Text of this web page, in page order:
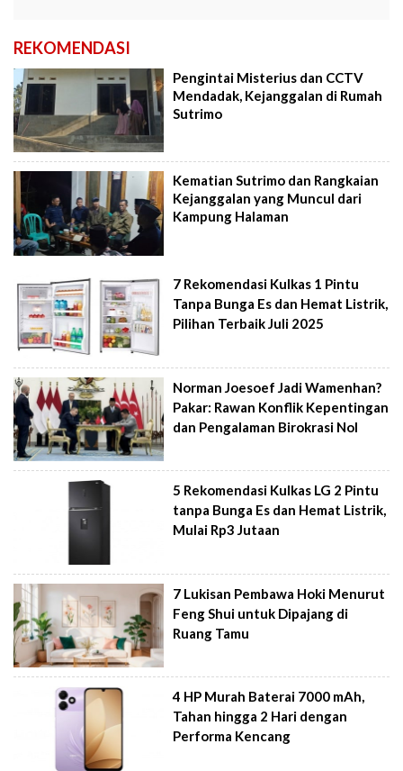
REKOMENDASI
Pengintai Misterius dan CCTV
Mendadak, Kejanggalan di Rumah
Sutrimo
Kematian Sutrimo dan Rangkaian
Kejanggalan yang Muncul dari
Kampung Halaman
7 Rekomendasi Kulkas 1 Pintu
Tanpa Bunga Es dan Hemat Listrik,
Pilihan Terbaik Juli 2025
Norman Joesoef Jadi Wamenhan?
Pakar: Rawan Konflik Kepentingan
dan Pengalaman Birokrasi Nol
5 Rekomendasi Kulkas LG 2 Pintu
tanpa Bunga Es dan Hemat Listrik,
Mulai Rp3 Jutaan
7 Lukisan Pembawa Hoki Menurut
Feng Shui untuk Dipajang di
Ruang Tamu
4 HP Murah Baterai 7000 mAh,
Tahan hingga 2 Hari dengan
Performa Kencang